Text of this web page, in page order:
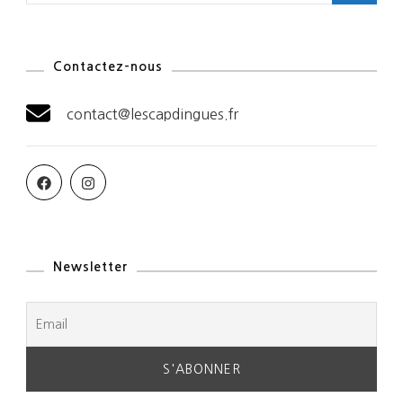
Contactez-nous
contact@lescapdingues.fr
Newsletter